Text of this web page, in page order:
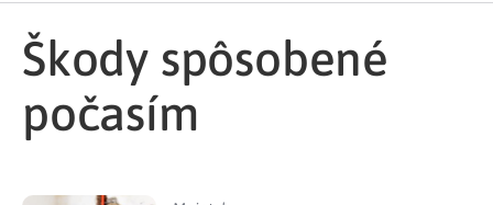
škody spôsobené
počasím